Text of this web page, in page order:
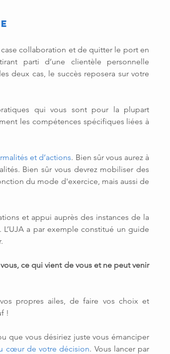
collaboration et de quitter le port en
parti d’une clientèle personnelle
deux cas, le succès reposera sur votre
qui vous sont pour la plupart
les compétences spécifiques liées à
et d’actions. Bien sûr vous aurez à
Bien sûr vous devrez mobiliser des
du mode d'exercice, mais aussi de
et appui auprès des instances de la
a par exemple constitué un guide
ce qui vient de vous et ne peut venir
propres ailes, de faire vos choix et
!
que vous désiriez juste vous émanciper
cœur de votre décision. Vous lancer par